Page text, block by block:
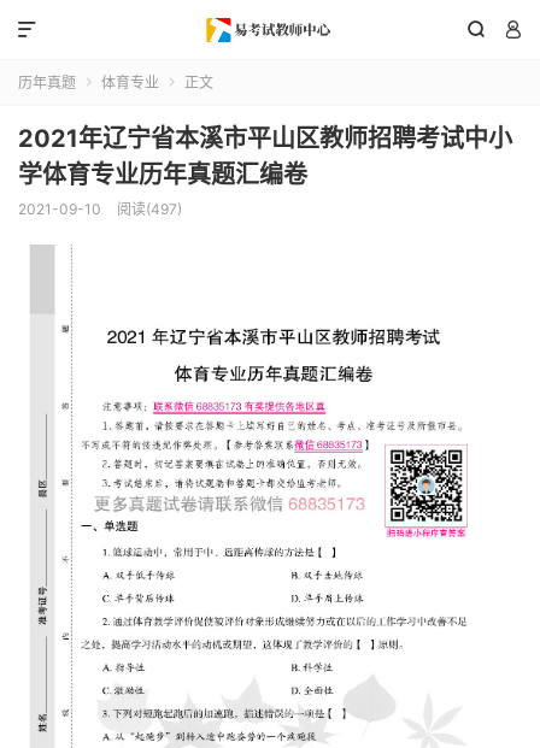
 

历年真题  体育专业  正文
2021年辽宁省本溪市平山区教师招聘考试中小
学体育专业历年真题汇编卷
2021-09-10 阅读(497)